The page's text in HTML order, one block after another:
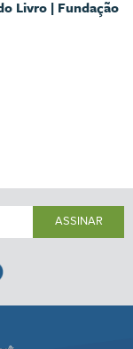
Livro | Fundação
ASSINAR